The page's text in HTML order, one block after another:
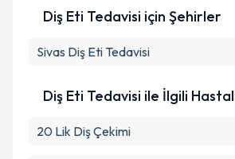
Diş Eti Tedavisi için Şehirler
Sivas Diş Eti Tedavisi
Diş Eti Tedavisi ile İlgili
20 Lik Diş Çekimi